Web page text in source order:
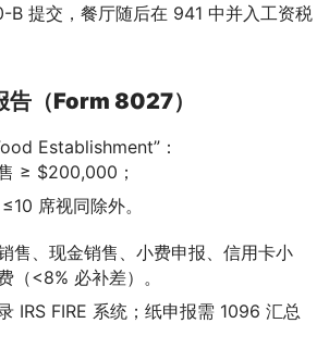
B 提交，餐厅随后在 941 中并入工资税
告（Form 8027）
Establishment”：
≥ $200,000；
席视同除外。
售、现金销售、小费申报、信用卡小
（<8% 必补差）。
IRS FIRE 系统；纸申报需 1096 汇总